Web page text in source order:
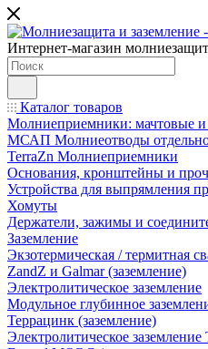
Интернет-магазин
Каталог товаров
Молниеприемники: мачтовые и
МСАП Молниеотводы
TerraZn Молниеприемники
Основания, кронштейны и
Устройства для выпрямления
Хомуты
Держатели, зажимы и
Заземление
Экзотермическая / термитная
ZandZ и Galmar (заземление)
Электролитическое заземление
Модульное глубинное
Террацинк (заземление)
Электролитическое заземление